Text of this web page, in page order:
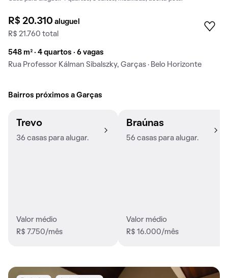
R$ 20.310aluguel
R$ 21.760 total
548 m² · 4 quartos · 6 vagas
Rua Professor Kálman Sibalszky, Garças · Belo Horizonte
Bairros próximos a Garças
Trevo
36 casas para alugar.
Valor médio
R$ 7.750/mês
Braúnas
56 casas para alugar.
Valor médio
R$ 16.000/mês